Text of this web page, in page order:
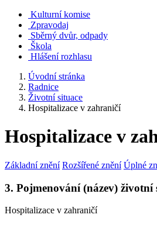
Kulturní komise
Zpravodaj
Sběrný dvůr, odpady
Škola
Hlášení rozhlasu
Úvodní stránka
Radnice
Životní situace
Hospitalizace v zahraničí
Hospitalizace v
Základní znění Rozšířené znění Úplné
3. Pojmenování (název) životní
Hospitalizace v zahraničí